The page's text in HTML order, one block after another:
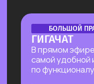
Нейросети для
углубленное изучение ИИ
сложных задач: генерации
глубокого анализа
автономных систем.
Нейросети для